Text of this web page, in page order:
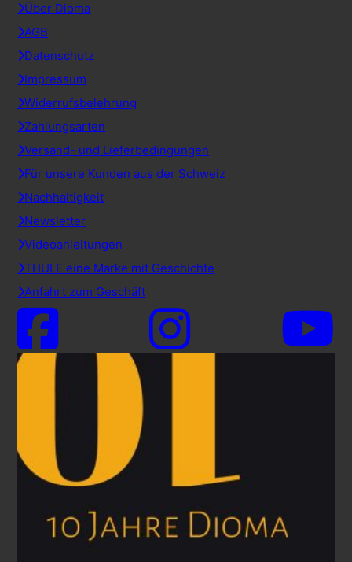
Über Dioma
AGB
Datenschutz
Impressum
Widerrufsbelehrung
Zahlungsarten
Versand- und Lieferbedingungen
Für unsere Kunden aus der Schweiz
Nachhaltigkeit
Newsletter
Videoanleitungen
THULE eine Marke mit Geschichte
Anfahrt zum Geschäft